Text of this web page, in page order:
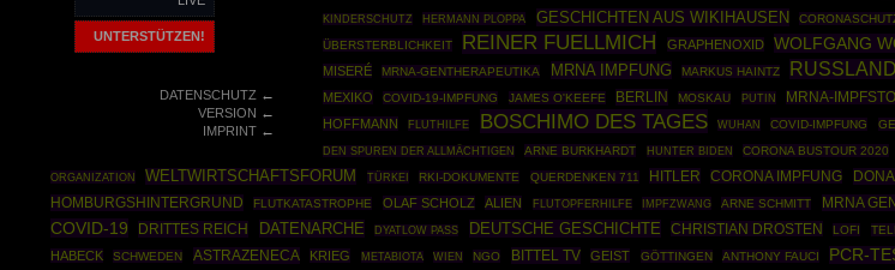
UNTERSTÜTZEN!
DATENSCHUTZ←
VERSION ←
IMPRINT←
KINDERSCHUTZ HERMANN PLOPPA GESCHICHTEN AUS WIKIHAUSEN
ÜBERSTERBLICHKEIT
REINER FUELLMICH GRAPHENOXID WOLFGANG
MISERÉ
MRNA-GENTHERAPEUTIKA MRNA IMPFUNG MARKUS HAINTZ RUSSLAND
MEXIKO COVID-19-IMPFUNG JAMES O'KEEFE BERLIN MOSKAU PUTIN MRNA-
HOFFMANN
FLUTHILFE BOSCHIMO DES TAGES WUHAN COVID-IMPFUNG
DEN SPUREN DER ALLMÄCHTIGEN ARNE BURKHARDT HUNTER BIDEN CORONA BUSTOUR 2020
ORGANIZATION
WELTWIRTSCHAFTSFORUM TÜRKEI RKI-DOKUMENTE QUERDENKEN 711 HITLER CORONA IMPFUNG
HOMBURGSHINTERGRUND FLUTKATASTROPHE OLAF SCHOLZ ALIEN FLUTOPFERHILFE IMPFZWANG ARNE SCHMITT MRNA
COVID-19 DRITTES REICH DATENARCHE DYATLOW PASS DEUTSCHE GESCHICHTE CHRISTIAN DROSTEN LOFI
HABECK
SCHWEDEN ASTRAZENECA KRIEG METABIOTA WIEN NGO BITTEL TV GEIST GÖTTINGEN ANTHONY FAUCI PCR-